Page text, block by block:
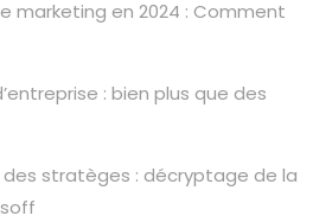
marketing en 2024 : Comment
: bien plus que des
des stratèges : décryptage de la